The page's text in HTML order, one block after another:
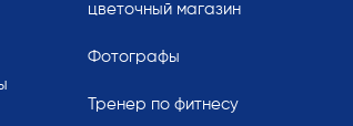
цветочный магазин
Фотографы
Тренер по фитнесу